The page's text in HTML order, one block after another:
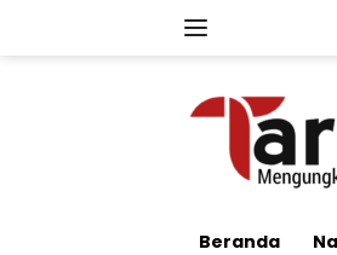
Beranda